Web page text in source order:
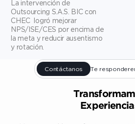
La intervención de
Outsourcing S.A.S. BICcon
CHEC logró mejorar
NPS/ISE/CES por encima de
la meta y reducir ausentismo
y rotación.
Contáctanos Te